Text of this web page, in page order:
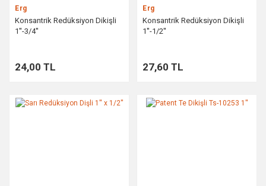
Erg
Konsantrik Redüksiyon Dikişli
1''-3/4''
24,00 TL
Erg
Konsantrik Redüksiyon Dikişli
1''-1/2''
27,60 TL